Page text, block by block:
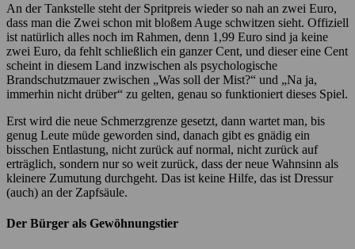
An der Tankstelle steht der Spritpreis wieder so nah an zwei Euro,
dass man die Zwei schon mit bloßem Auge schwitzen sieht. Offiziell
ist natürlich alles noch im Rahmen, denn 1,99 Euro sind ja keine
zwei Euro, da fehlt schließlich ein ganzer Cent, und dieser eine Cent
scheint in diesem Land inzwischen als psychologische
Brandschutzmauer zwischen „Was soll der Mist?“ und „Na ja,
immerhin nicht drüber“ zu gelten, genau so funktioniert dieses Spiel.
Erst wird die neue Schmerzgrenze gesetzt, dann wartet man, bis
genug Leute müde geworden sind, danach gibt es gnädig ein
bisschen Entlastung, nicht zurück auf normal, nicht zurück auf
erträglich, sondern nur so weit zurück, dass der neue Wahnsinn als
kleinere Zumutung durchgeht. Das ist keine Hilfe, das ist Dressur
(auch) an der Zapfsäule.
Der Bürger als Gewöhnungstier